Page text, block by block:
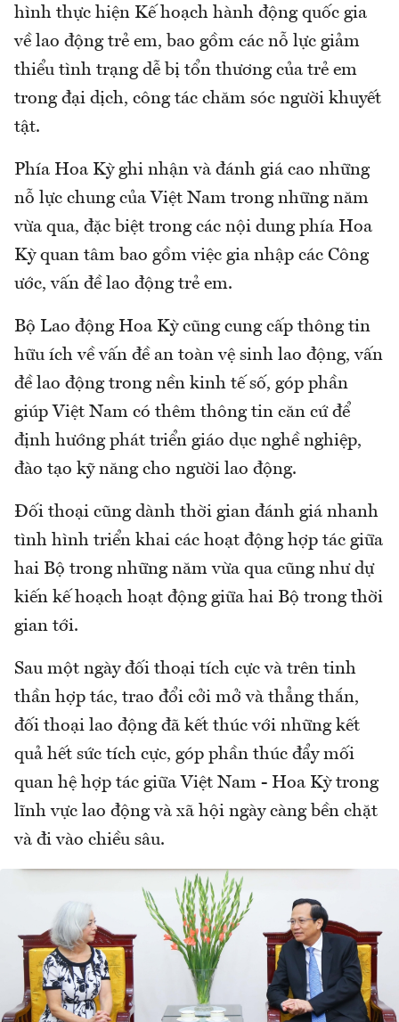
hình thực hiện Kế hoạch hành động quốc gia
về lao động trẻ em, bao gồm các nỗ lực giảm
thiểu tình trạng dễ bị tổn thương của trẻ em
trong đại dịch, công tác chăm sóc người khuyết
tật.
Phía Hoa Kỳ ghi nhận và đánh giá cao những
nỗ lực chung của Việt Nam trong những năm
vừa qua, đặc biệt trong các nội dung phía Hoa
Kỳ quan tâm bao gồm việc gia nhập các Công
ước, vấn đề lao động trẻ em.
Bộ Lao động Hoa Kỳ cũng cung cấp thông tin
hữu ích về vấn đề an toàn vệ sinh lao động, vấn
đề lao động trong nền kinh tế số, góp phần
giúp Việt Nam có thêm thông tin căn cứ để
định hướng phát triển giáo dục nghề nghiệp,
đào tạo kỹ năng cho người lao động.
Đối thoại cũng dành thời gian đánh giá nhanh
tình hình triển khai các hoạt động hợp tác giữa
hai Bộ trong những năm vừa qua cũng như dự
kiến kế hoạch hoạt động giữa hai Bộ trong thời
gian tới.
Sau một ngày đối thoại tích cực và trên tinh
thần hợp tác, trao đổi cởi mở và thẳng thắn,
đối thoại lao động đã kết thúc với những kết
quả hết sức tích cực, góp phần thúc đẩy mối
quan hệ hợp tác giữa Việt Nam - Hoa Kỳ trong
lĩnh vực lao động và xã hội ngày càng bền chặt
và đi vào chiều sâu.